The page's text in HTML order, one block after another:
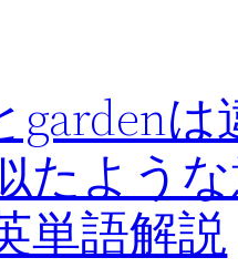
gardenは
たよう
単語解説